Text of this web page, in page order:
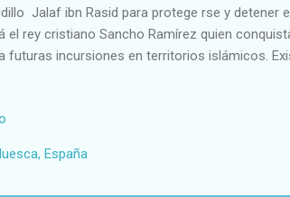
Jalaf ibn Rasid para protege rse y detener
el rey cristiano Sancho Ramírez quien
futuras incursiones en territorios islámicos.
doncella de Buera tramó un plan con los
de peineta. Llegada la noche,
España